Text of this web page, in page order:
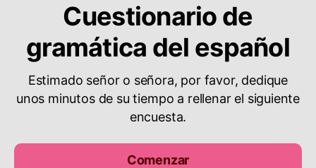
Cuestionario de
gramática del español
Estimado señor o señora, por favor, dedique
unos minutos de su tiempo a rellenar el siguiente
encuesta.
Comenzar